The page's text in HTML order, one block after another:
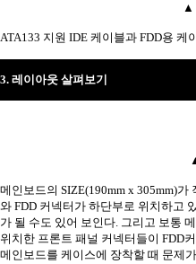
▲
ATA133 지원 IDE 케이블과 FDD용 케
3. 레이아웃 살펴보기
메인보드의 SIZE(190mm x 305mm)
와 FDD 커넥터가 하단부로 위치하고
가 될 수도 있어 보인다. 그리고 보통
위치한 프론트 패널 커넥터들이 FDD
메인보드를 케이스에 장착할 때 문제